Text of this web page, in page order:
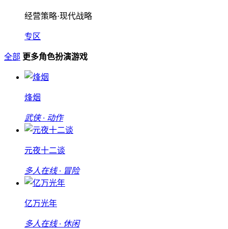
经营策略·现代战略
专区
全部 更多角色扮演游戏
烽烟
武侠 · 动作
元夜十二谈
多人在线 · 冒险
亿万光年
多人在线 · 休闲